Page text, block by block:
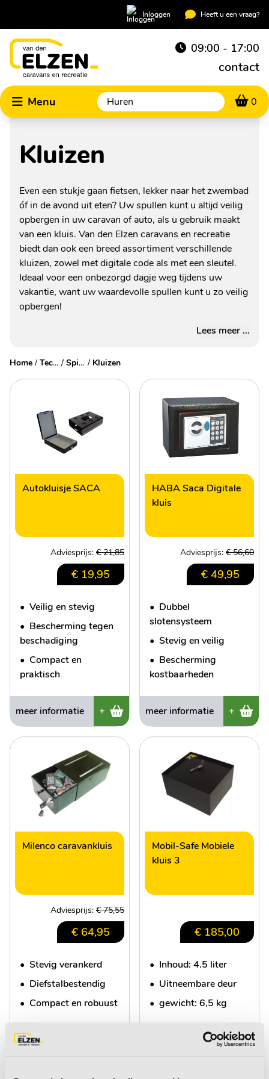
Inloggen Heeft u een vraag?
09:00 - 17:00
contact
Menu 0
Kluizen
Even een stukje gaan fietsen, lekker naar het zwembad
óf in de avond uit eten? Uw spullen kunt u altijd veilig
opbergen in uw caravan of auto, als u gebruik maakt
van een kluis. Van den Elzen caravans en recreatie
biedt dan ook een breed assortiment verschillende
kluizen, zowel met digitale code als met een sleutel.
Ideaal voor een onbezorgd dagje weg tijdens uw
vakantie, want uw waardevolle spullen kunt u zo veilig
opbergen!
Lees meer ...
Home / Technische accessoires / Spiegels & veiligheid / Kluizen
Autokluisje SACA
Adviesprijs: € 21,85
€ 19,95
• Veilig en stevig
• Bescherming tegen
beschadiging
• Compact en
praktisch
meer informatie +
HABA Saca Digitale
kluis
Adviesprijs: € 56,60
€ 49,95
• Dubbel
slotensysteem
• Stevig en veilig
• Bescherming
kostbaarheden
meer informatie +
Milenco caravankluis
Adviesprijs: € 75,55
€ 64,95
• Stevig verankerd
• Diefstalbestendig
• Compact en robuust
meer informatie
Mobil-Safe Mobiele
kluis 3
€ 185,00
• Inhoud: 4.5 liter
• Uitneembare deur
• gewicht: 6,5 kg
meer informatie +